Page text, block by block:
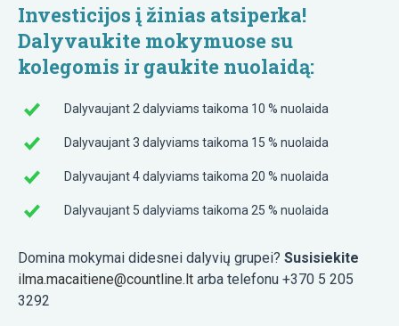
Investicijos į žinias atsiperka!
Dalyvaukite mokymuose su
kolegomis ir gaukite nuolaidą:
Dalyvaujant 2 dalyviams taikoma 10 % nuolaida
Dalyvaujant 3 dalyviams taikoma 15 % nuolaida
Dalyvaujant 4 dalyviams taikoma 20 % nuolaida
Dalyvaujant 5 dalyviams taikoma 25 % nuolaida
Domina mokymai didesnei dalyvių grupei? Susisiekite
ilma.macaitiene@countline.lt arba telefonu +370 5 205
3292